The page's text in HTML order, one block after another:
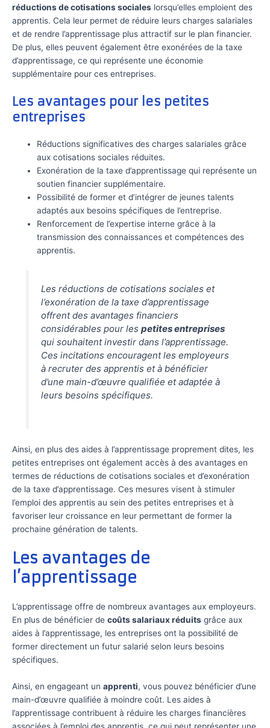
réductions de cotisations sociales lorsqu’elles emploient des
apprentis. Cela leur permet de réduire leurs charges salariales
et de rendre l’apprentissage plus attractif sur le plan financier.
De plus, elles peuvent également être exonérées de la taxe
d’apprentissage, ce qui représente une économie
supplémentaire pour ces entreprises.
Les avantages pour les petites
entreprises
Réductions significatives des charges salariales grâce
aux cotisations sociales réduites.
Exonération de la taxe d’apprentissage qui représente un
soutien financier supplémentaire.
Possibilité de former et d’intégrer de jeunes talents
adaptés aux besoins spécifiques de l’entreprise.
Renforcement de l’expertise interne grâce à la
transmission des connaissances et compétences des
apprentis.
Les réductions de cotisations sociales et
l’exonération de la taxe d’apprentissage
offrent des avantages financiers
considérables pour les petites entreprises
qui souhaitent investir dans l’apprentissage.
Ces incitations encouragent les employeurs
à recruter des apprentis et à bénéficier
d’une main-d’œuvre qualifiée et adaptée à
leurs besoins spécifiques.
Ainsi, en plus des aides à l’apprentissage proprement dites, les
petites entreprises ont également accès à des avantages en
termes de réductions de cotisations sociales et d’exonération
de la taxe d’apprentissage. Ces mesures visent à stimuler
l’emploi des apprentis au sein des petites entreprises et à
favoriser leur croissance en leur permettant de former la
prochaine génération de talents.
Les avantages de
l’apprentissage
L’apprentissage offre de nombreux avantages aux employeurs.
En plus de bénéficier de coûts salariaux réduits grâce aux
aides à l’apprentissage, les entreprises ont la possibilité de
former directement un futur salarié selon leurs besoins
spécifiques.
Ainsi, en engageant un apprenti, vous pouvez bénéficier d’une
main-d’œuvre qualifiée à moindre coût. Les aides à
l’apprentissage contribuent à réduire les charges financières
associées à l’emploi des apprentis, ce qui peut représenter une